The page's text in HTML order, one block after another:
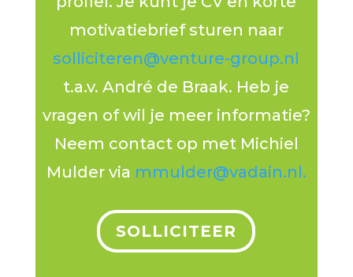
motivatiebrief sturen naar
solliciteren@venture-group.nl
t.a.v. André de Braak. Heb je
vragen of wil je meer informatie?
Neem contact op met Michiel
Mulder via mmulder@vadain.nl.
SOLLICITEER